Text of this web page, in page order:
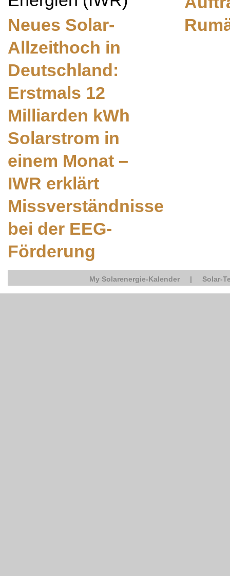
Neues Solar-
Allzeithoch in
Deutschland:
Erstmals 12
Milliarden kWh
Solarstrom in
einem Monat –
IWR erklärt
Missverständnisse
bei der EEG-
Förderung
My Solarenergie-Kalender | Solar-